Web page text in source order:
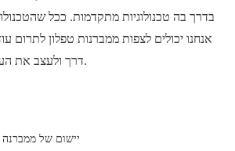
בדרך בה טכנולוגיות מתקדמות. ככל
אנחנו יכולים לצפות ממברנות טפלון לתרום
דרך ולעצב את העתיד של תעשיות רבות.
יישום של ממברנה